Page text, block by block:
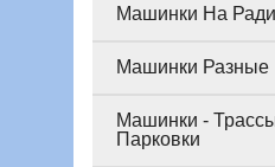
Машинки На
Машинки Разные
Машинки -
Парковки